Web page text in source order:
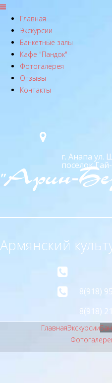
Главная
Экскурсии
Банкетные залы
Кафе "Пандок"
Фотогалерея
Отзывы
Контакты
г. Анапа ул.
поселок
"Арин-
Армянский
8(918)
8(918)
ГлавнаяЭкскурсии